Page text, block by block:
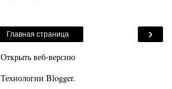
›
Главная страница
Открыть веб-версию
Технологии Blogger.